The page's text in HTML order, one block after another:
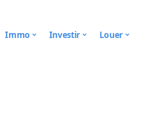
Immo Investir Louer